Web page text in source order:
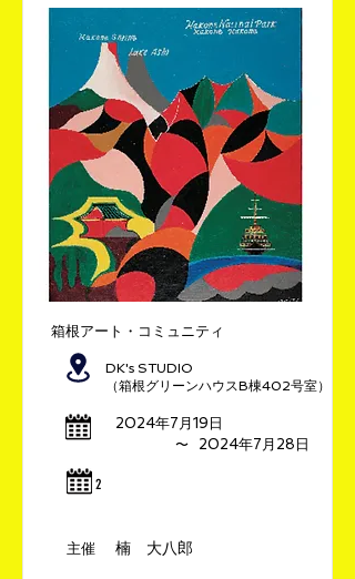
箱根アート・コミュニティ
DK's STUDIO
（箱根グリーンハウスB棟402号室）
2024年7月19日
​〜 2024年7月28日
​2
​主催 楠 大八郎